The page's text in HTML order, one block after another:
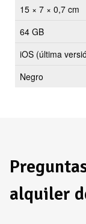
Dimensiones
15 × 7 × 0,7 cm
Almac.
64 GB
S. Operativo
iOS (última
Color
Negro
alquiler